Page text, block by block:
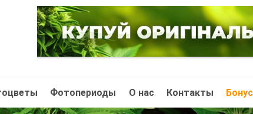
Фотопериоды О нас Контакты